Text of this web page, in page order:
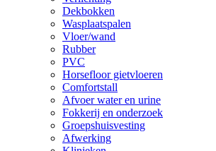
Dekbokken
Wasplaatspalen
Vloer/wand
Rubber
PVC
Horsefloor gietvloeren
Comfortstall
Afvoer water en urine
Fokkerij en onderzoek
Groepshuisvesting
Afwerking